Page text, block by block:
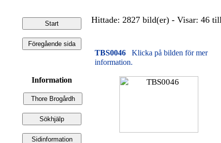
Information
Hittade: 2827 bild(er) - Visar: 46
TBS0046
Klicka på bilden för mer
information.